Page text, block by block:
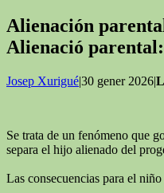
Alienación
Alienació
Josep Xurigué|30 gener 2026|
Se trata de un fenómeno que
separa el hijo alienado del
Las consecuencias para el